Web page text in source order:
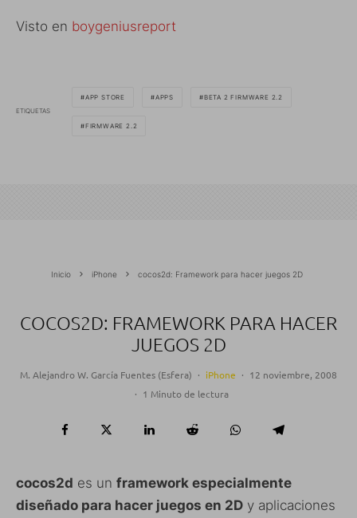
Visto en boygeniusreport
ETIQUETAS
APP STORE APPS BETA 2 FIRMWARE 2.2
FIRMWARE 2.2
Inicio iPhone cocos2d: Framework para hacer juegos 2D
COCOS2D: FRAMEWORK PARA HACER
JUEGOS 2D
M. Alejandro W. García Fuentes (Esfera) · iPhone · 12 noviembre, 2008
· 1 Minuto de lectura
cocos2d es un framework especialmente
diseñado para hacer juegos en 2D y aplicaciones